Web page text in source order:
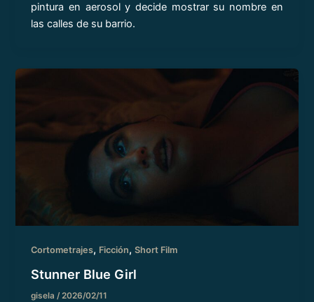
pintura en aerosol y decide mostrar su nombre en
las calles de su barrio.
Cortometrajes, Ficción,Short Film
Stunner Blue Girl
gisela /2026/02/11